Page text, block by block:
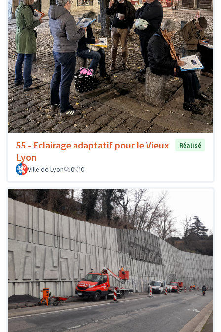
55 - Eclairage adaptatif pour le Vieux
Lyon
Réalisé
Ville de Lyon 0 0